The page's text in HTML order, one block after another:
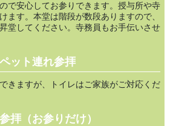
で安心してお参りできます。授与所や寺
ます。本堂は階段が数段ありますので、
堂してください。寺務員もお手伝いさせ
ペット連れ参拝
きますが、トイレはご家族がご対応くだ
拝（お参りだけ）